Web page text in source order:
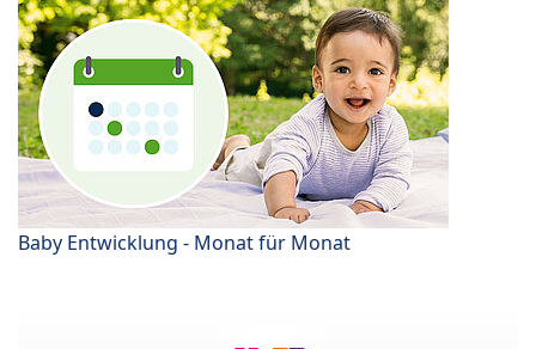
Baby Entwicklung - Monat für Monat